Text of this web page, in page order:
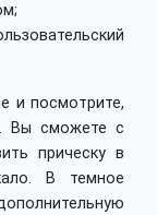
и посмотрите,
Вы сможете с
прическу в
В темное